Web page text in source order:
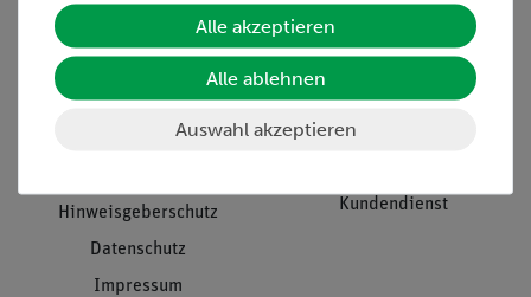
Projekte und Lösungen
Presse
Stellenangebote
Hinweisgeberschutz
Datenschutz
Impressum
Übersicht Service
Beratung & Showroom
Inventarisierungs- &
Einräumservice
Kundendienst
Alle akzeptieren
Alle ablehnen
Auswahl akzeptieren